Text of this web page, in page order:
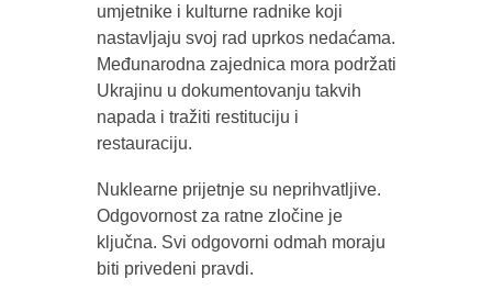
umjetnike i kulturne radnike koji
nastavljaju svoj rad uprkos nedaćama.
Međunarodna zajednica mora podržati
Ukrajinu u dokumentovanju takvih
napada i tražiti restituciju i
restauraciju.
Nuklearne prijetnje su neprihvatljive.
Odgovornost za ratne zločine je
ključna. Svi odgovorni odmah moraju
biti privedeni pravdi.